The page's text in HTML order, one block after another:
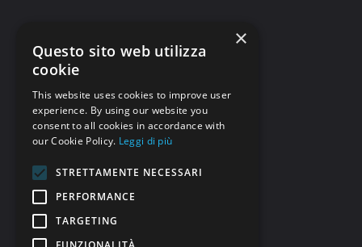
×
Questo sito web utilizza
cookie
This website uses cookies to improve user
experience. By using our website you
consent to all cookies in accordance with
our Cookie Policy. Leggi di più
STRETTAMENTE NECESSARI
PERFORMANCE
TARGETING